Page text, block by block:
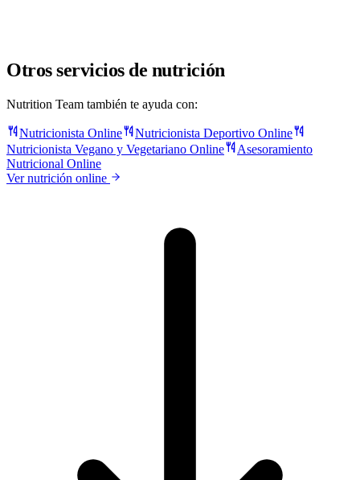
Otros servicios de nutrición
Nutrition Team también te ayuda con:
Nutricionista Online
Nutricionista Deportivo Online
Nutricionista Vegano y Vegetariano Online
Asesoramiento
Nutricional Online
Ver nutrición online